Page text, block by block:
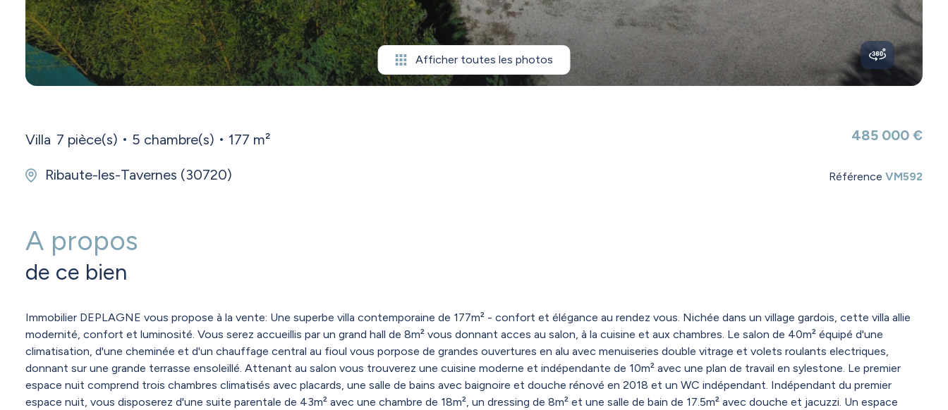
Afficher toutes les photos
Villa 7 pièce(s) 5 chambre(s) 177 m²
Ribaute-les-Tavernes (30720)
485 000 €
Référence VM592
A propos
de ce bien
Immobilier DEPLAGNE vous propose à la vente: Une superbe villa contemporaine de 177m² - confort et élégance au rendez vous. Nichée dans un village gardois, cette villa allie
modernité, confort et luminosité. Vous serez accueillis par un grand hall de 8m² vous donnant acces au salon, à la cuisine et aux chambres. Le salon de 40m² équipé d'une
climatisation, d'une cheminée et d'un chauffage central au fioul vous porpose de grandes ouvertures en alu avec menuiseries double vitrage et volets roulants electriques,
donnant sur une grande terrasse ensoleillé. Attenant au salon vous trouverez une cuisine moderne et indépendante de 10m² avec une plan de travail en sylestone. Le premier
espace nuit comprend trois chambres climatisés avec placards, une salle de bains avec baignoire et douche rénové en 2018 et un WC indépendant. Indépendant du premier
espace nuit, vous disposerez d'une suite parentale de 43m² avec une chambre de 18m², un dressing de 8m² et une salle de bain de 17.5m² avec douche et jacuzzi. Un espace